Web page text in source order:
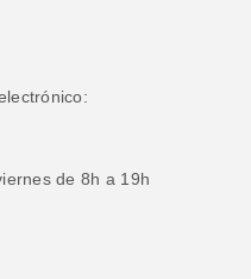
de 8h a 19h